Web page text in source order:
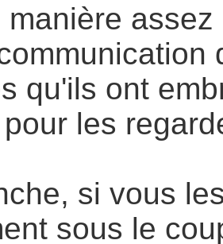
manière
qu'ils ont
les
si vous
sous le